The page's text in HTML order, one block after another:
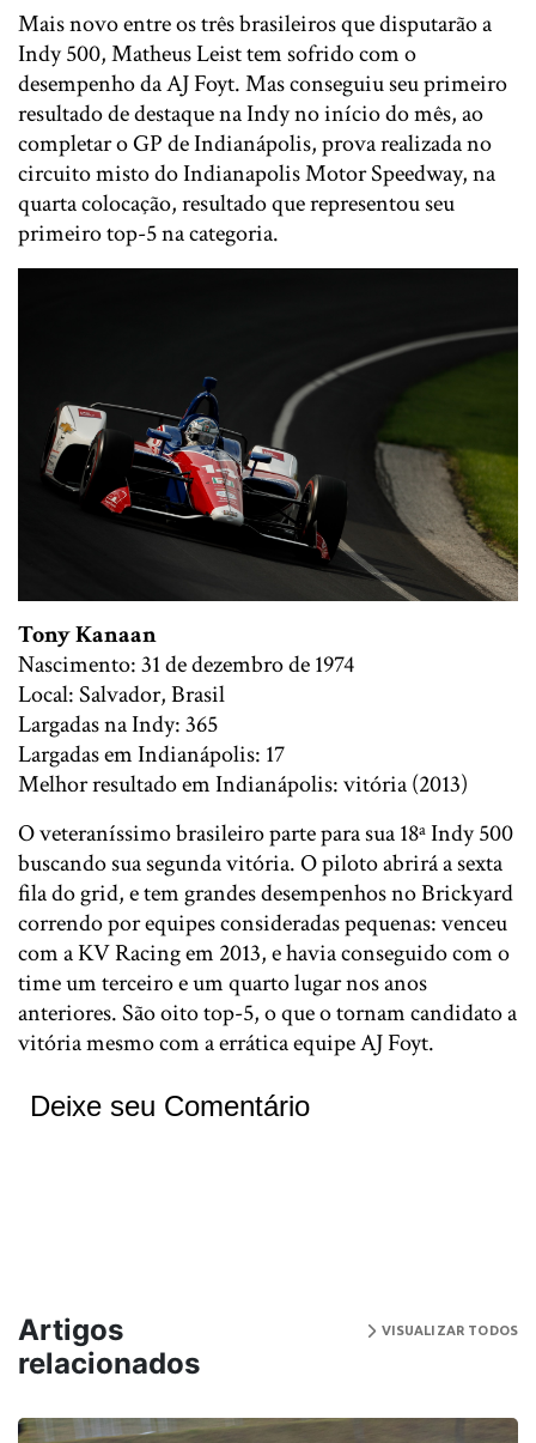
Mais novo entre os três brasileiros que disputarão a
Indy 500, Matheus Leist tem sofrido com o
desempenho da AJ Foyt. Mas conseguiu seu primeiro
resultado de destaque na Indy no início do mês, ao
completar o GP de Indianápolis, prova realizada no
circuito misto do Indianapolis Motor Speedway, na
quarta colocação, resultado que representou seu
primeiro top-5 na categoria.
Tony Kanaan
Nascimento: 31 de dezembro de 1974
Local: Salvador, Brasil
Largadas na Indy: 365
Largadas em Indianápolis: 17
Melhor resultado em Indianápolis: vitória (2013)
O veteraníssimo brasileiro parte para sua 18ª Indy 500
buscando sua segunda vitória. O piloto abrirá a sexta
fila do grid, e tem grandes desempenhos no Brickyard
correndo por equipes consideradas pequenas: venceu
com a KV Racing em 2013, e havia conseguido com o
time um terceiro e um quarto lugar nos anos
anteriores. São oito top-5, o que o tornam candidato a
vitória mesmo com a errática equipe AJ Foyt.
Deixe seu Comentário
Artigos
relacionados
VISUALIZAR TODOS